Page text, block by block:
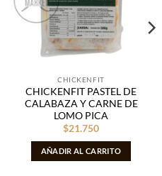
CHICKENFIT
CHICKENFIT PASTEL DE
CALABAZA Y CARNE DE
LOMO PICA
$21.750
AÑADIR AL CARRITO